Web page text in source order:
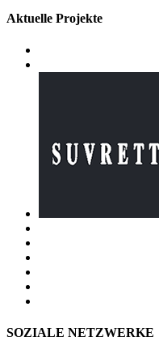
Aktuelle Projekte
SOZIALE NETZWERKE